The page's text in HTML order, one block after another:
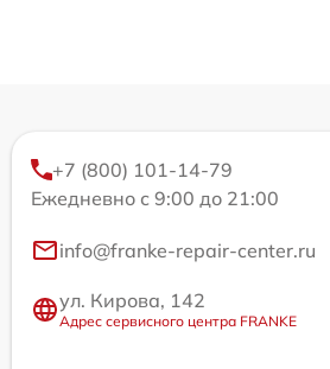
+7 (800) 101-14-79
Ежедневно с 9:00 до 21:00
info@franke-repair-center.ru
ул. Кирова, 142
Адрес сервисного центра FRANKE